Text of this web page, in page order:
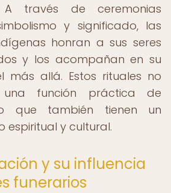
A través de ceremonias
y significado, las
honran a sus seres
y los acompañan en su
más allá. Estos rituales no
función práctica de
que también tienen un
espiritual y cultural.
y su influencia
funerarios